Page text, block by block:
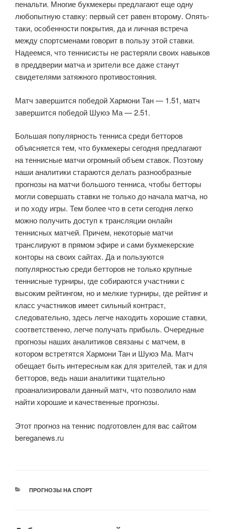
пенальти. Многие букмекеры предлагают еще одну
любопытную ставку: первый сет равен второму. Опять-
таки, особенности покрытия, да и личная встреча
между спортсменами говорит в пользу этой ставки.
Надеемся, что теннисисты не растеряли своих навыков
в преддверии матча и зрители все даже станут
свидетелями затяжного противостояния.
Матч завершится победой Хармони Тан — 1.51, матч
завершится победой Шуюэ Ма — 2.51.
Большая популярность тенниса среди бетторов
объясняется тем, что букмекеры сегодня предлагают
на теннисные матчи огромный объем ставок. Поэтому
наши аналитики стараются делать разнообразные
прогнозы на матчи большого тенниса, чтобы бетторы
могли совершать ставки не только до начала матча, но
и по ходу игры. Тем более что в сети сегодня легко
можно получить доступ к трансляции онлайн
теннисных матчей. Причем, некоторые матчи
транслируют в прямом эфире и сами букмекерские
конторы на своих сайтах. Да и пользуются
популярностью среди бетторов не только крупные
теннисные турниры, где собираются участники с
высоким рейтингом, но и мелкие турниры, где рейтинг и
класс участников имеет сильный контраст,
следовательно, здесь легче находить хорошие ставки,
соответственно, легче получать прибыль. Очередные
прогнозы наших аналитиков связаны с матчем, в
котором встретятся Хармони Тан и Шуюэ Ма. Матч
обещает быть интересным как для зрителей, так и для
бетторов, ведь наши аналитики тщательно
проанализировали данный матч, что позволило нам
найти хорошие и качественные прогнозы.
Этот прогноз на теннис подготовлен для вас сайтом
bereganews.ru
РУБРИКИ
ПРОГНОЗЫ НА СПОРТ